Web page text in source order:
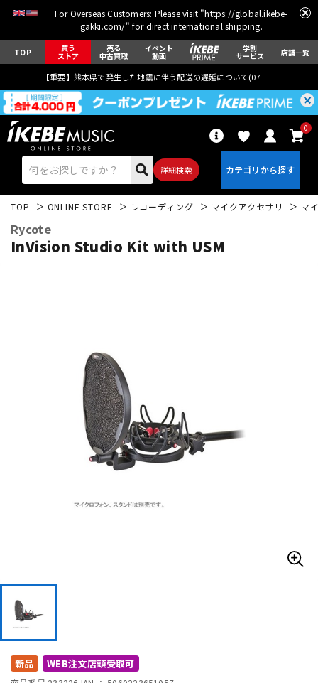
For Overseas Customers: Please visit "https://global.ikebe-
gakki.com/" for direct international shipping.
TOP 買う
ストア
売る
中古買取
イベント
動画
学割
サービス 店舗一覧
【重要】熊本県で発生した地震に伴う配送の遅延について(07月29日
詳細検索
0
ドラム
キーボード 電子ピアノ
TOP ONLINE STORE レコーディング マイクアクセサリ マ
Rycote
InVision Studio Kit with USM
新品 WEB注文店頭受取可